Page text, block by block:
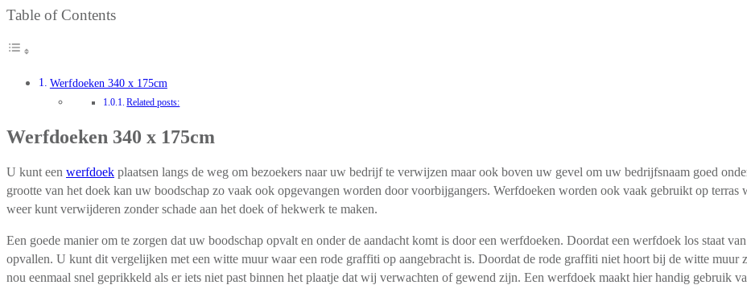
Table of Contents
Werfdoeken 340 x 175cm
Related posts:
Werfdoeken 340 x 175cm
U kunt een werfdoek plaatsen langs de weg om bezoekers naar uw bedrijf te verwijzen maar ook boven uw gevel om uw bedrijfsnaam goed
grootte van het doek kan uw boodschap zo vaak ook opgevangen worden door voorbijgangers. Werfdoeken worden ook vaak gebruikt op terras
weer kunt verwijderen zonder schade aan het doek of hekwerk te maken.
Een goede manier om te zorgen dat uw boodschap opvalt en onder de aandacht komt is door een werfdoeken. Doordat een werfdoek los staat
opvallen. U kunt dit vergelijken met een witte muur waar een rode graffiti op aangebracht is. Doordat de rode graffiti niet hoort bij de witte muur
nou eenmaal snel geprikkeld als er iets niet past binnen het plaatje dat wij verwachten of gewend zijn. Een werfdoek maakt hier handig gebruik